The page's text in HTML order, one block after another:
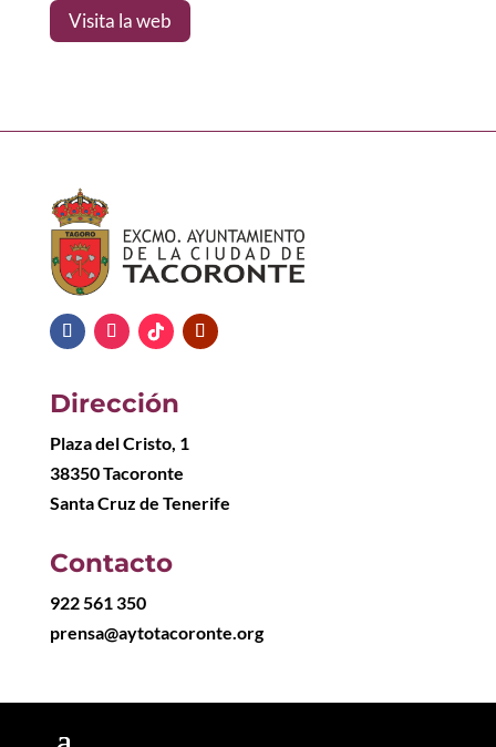
Visita la web
Dirección
Plaza del Cristo, 1
38350 Tacoronte
Santa Cruz de Tenerife
Contacto
922 561 350
prensa@aytotacoronte.org